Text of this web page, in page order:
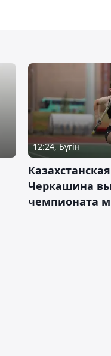
12:24, Бүгін
Черкашина
чемпионата